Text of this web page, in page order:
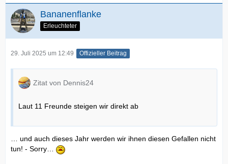
Bananenflanke
Erleuchteter
29. Juli 2025 um 12:49 Offizieller Beitrag
Zitat von Dennis24
Laut 11 Freunde steigen wir direkt ab
… und auch dieses Jahr werden wir ihnen diesen Gefallen nicht
tun! - Sorry…